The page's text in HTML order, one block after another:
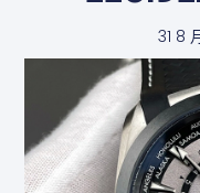
31 8